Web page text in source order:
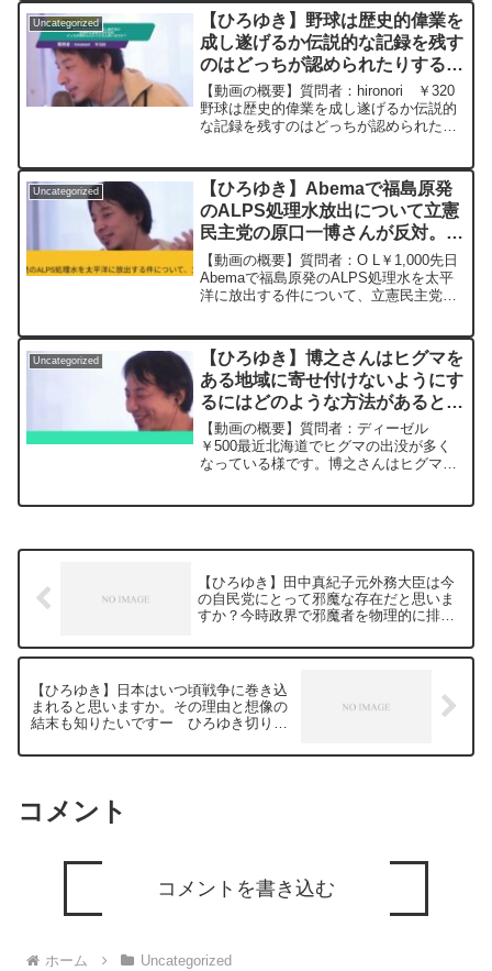
元動画：能登半島に最大同時接続✖️40円
の寄付をするよ、その３。Erdingerを呑
みながら。2024/01/12 V23
https://www.youtube.com/watch?
v=c6MzCMgzBqw***************************
***************ひろゆきさんの動画で、寄
せられた質問について、一問一答形式に
してみました。過去にこんな質問してる
のサイトから検索してみてください。
https://hiroyuki-ziten.com/できるだけ、
多くの質問を今後も編集し、アップロー
ドしていきますので、使いやすいと感じ
て頂けたら、いいね！やチャンネル登録
をよろしくお願いします。
Uncategorized
【ひろゆき】野球は歴史的偉業を
成し遂げるか伝説的な記録を残す
のはどっちが認められたりすると
思いますか？ー ひろゆき切り抜
き 20240111
【動画の概要】質問者：hironori ￥320
野球は歴史的偉業を成し遂げるか伝説的
な記録を残すのはどっちが認められたり
の２。ジョージアワインを呑みながら。
2024...
Uncategorized
【ひろゆき】Abemaで福島原発
のALPS処理水放出について立憲
民主党の原口一博さんが反対。出
演者たちが「この人何言ってん
の？」みたいな顔をしていまし
た。ー ひろゆき切り抜き
【動画の概要】質問者：O L￥1,000先日
Abemaで福島原発のALPS処理水を太平
洋に放出する件について、立憲民主党の
たちが「この人何言ってんの？」みたい
な顔をして...
Uncategorized
【ひろゆき】博之さんはヒグマを
ある地域に寄せ付けないようにす
るにはどのような方法があると思
いますか？ー ひろゆき切り抜
き 20230728
【動画の概要】質問者：ディーゼル
￥500最近北海道でヒグマの出没が多く
なっている様です。博之さんはヒグマを
【ひろゆき】田中真紀子元外務大臣は今
の自民党にとって邪魔な存在だと思いま
すか？今時政界で邪魔者を物理的に排除
か？ー ひろゆき切り抜き 20240109
【ひろゆき】日本はいつ頃戦争に巻き込
まれると思いますか。その理由と想像の
結末も知りたいですー ひろゆき切り抜
コメント
コメントを書き込む
ホーム Uncategorized